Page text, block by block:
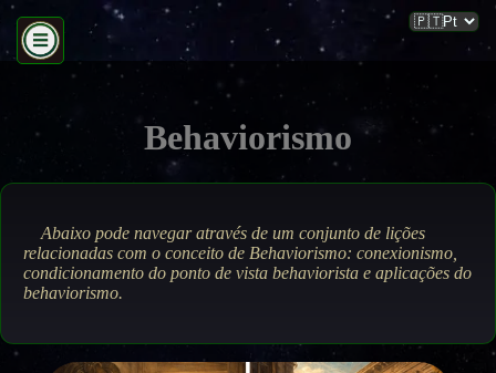
Behaviorismo
Abaixo pode navegar através de um conjunto de lições
relacionadas com o conceito de Behaviorismo: conexionismo,
condicionamento do ponto de vista behaviorista e aplicações do
behaviorismo.